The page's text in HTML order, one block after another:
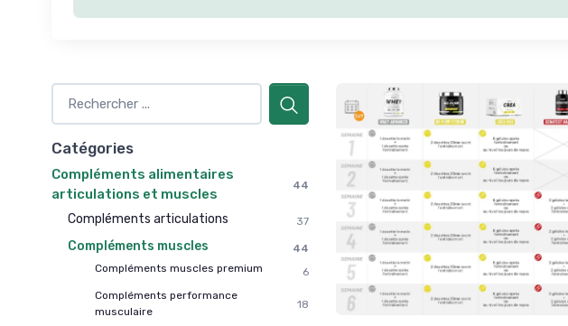
Catégories
Compléments alimentaires
articulations et muscles
44
Compléments articulations 37
Compléments muscles
44
Compléments muscles premium
6
Compléments performance
musculaire
18